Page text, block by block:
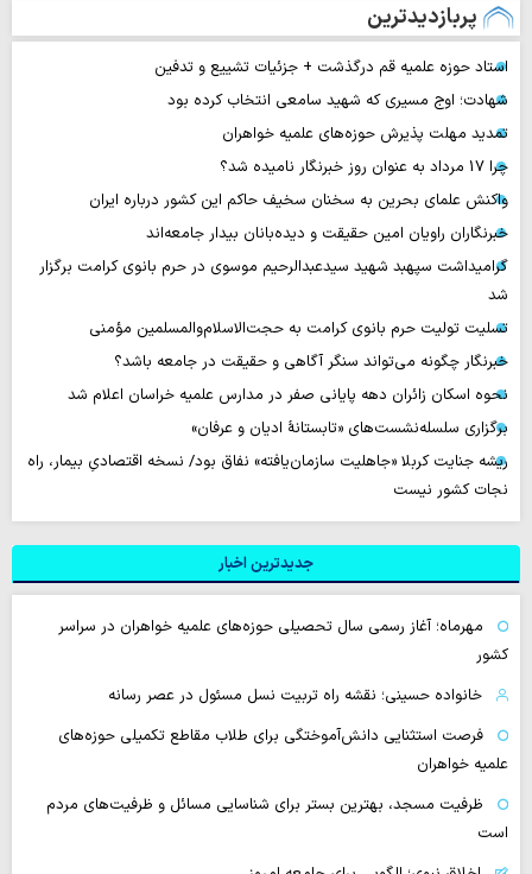
پربازدیدترین
استاد حوزه علمیه قم درگذشت + جزئیات تشییع و تدفین
شهادت؛ اوج مسیری که شهید سامعی انتخاب کرده بود
تمدید مهلت پذیرش حوزه‌های علمیه خواهران
چرا 17 مرداد به عنوان روز خبرنگار نامیده شد؟
واکنش علمای بحرین به سخنان سخیف حاکم این کشور درباره ایران
خبرنگاران راویان امین حقیقت و دیده‌بانان بیدار جامعه‌اند
گرامیداشت سپهبد شهید سیدعبدالرحیم موسوی در حرم بانوی کرامت برگزار
شد
تسلیت تولیت حرم بانوی کرامت به حجت‌الاسلام‌والمسلمین مؤمنی
خبرنگار چگونه می‌تواند سنگر آگاهی و حقیقت در جامعه باشد؟
نحوه اسکان زائران دهه پایانی صفر در مدارس علمیه خراسان اعلام شد
برگزاری سلسله‌نشست‌های «تابستانهٔ ادیان و عرفان»
ریشه جنایت کربلا «جاهلیت سازمان‌یافته» نفاق بود/ نسخه اقتصادیِ بیمار، راه
نجات کشور نیست
جدیدترین اخبار
مهرماه؛ آغاز رسمی سال تحصیلی حوزه‌های علمیه خواهران در سراسر
کشور
خانواده حسینی؛ نقشه راه تربیت نسل مسئول در عصر رسانه
فرصت استثنایی دانش‌آموختگی برای طلاب مقاطع تکمیلی حوزه‌های
علمیه خواهران
ظرفیت مسجد، بهترین بستر برای شناسایی مسائل و ظرفیت‌های مردم
است